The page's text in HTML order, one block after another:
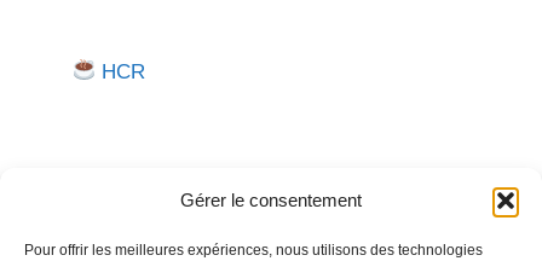
Gérer le consentement
Pour offrir les meilleures expériences, nous utilisons des technologies
HCR